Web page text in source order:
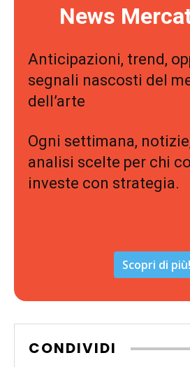
News
Anticipazioni, trend,
segnali nascosti del
dell’arte
Ogni settimana,
analisi scelte per chi
investe con strategia.
Scopri di più!
CONDIVIDI